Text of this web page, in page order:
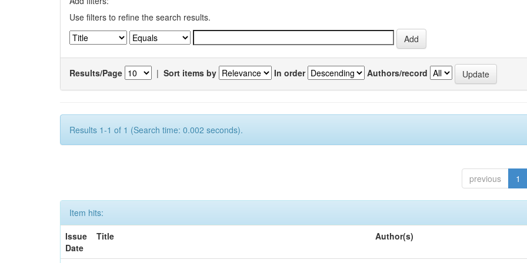
Use filters to refine the search results.
Results/Page | Sort items by In order Authors/record
Results 1-1 of 1 (Search time: 0.002 seconds).
previous 1
Item hits:
Issue
Date
Title Author(s)